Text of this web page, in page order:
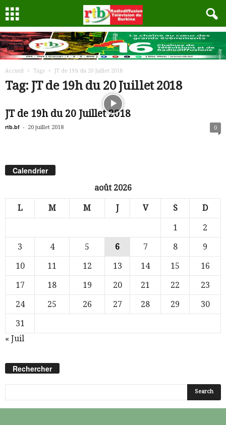
Accueil Tags JT de 19h du 20 Juillet 2018
Tag: JT de 19h du 20 Juillet 2018
JT de 19h du 20 Juillet 2018
rtb.bf - 20 juillet 2018 0
Calendrier
août 2026
L M M J V S D
1
2
3
4 5 6 7 8
9
10
11 12 13 14 15
16
17
18 19 20 21 22
23
24
25 26 27 28 29
30
31
« Juil
Rechercher